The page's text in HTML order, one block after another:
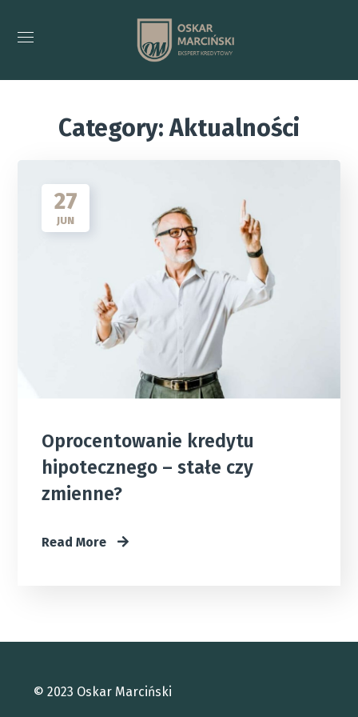
Category: Aktualności
27
JUN
Oprocentowanie kredytu
hipotecznego – stałe czy
zmienne?
Read More
© 2023 Oskar Marciński